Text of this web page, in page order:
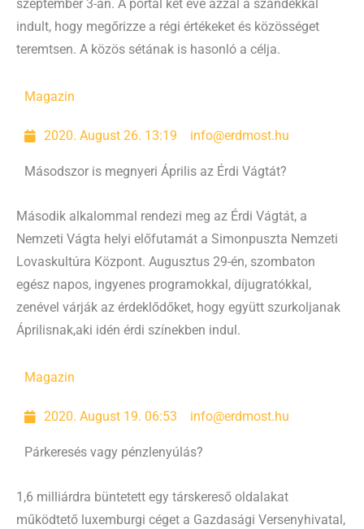
szeptember 3-án. A portál két éve azzal a szándékkal
indult, hogy megőrizze a régi értékeket és közösséget
teremtsen. A közös sétának is hasonló a célja.
Magazin
2020. August 26. 13:19 info@erdmost.hu
Másodszor is megnyeri Április az Érdi Vágtát?
Második alkalommal rendezi meg az Érdi Vágtát, a
Nemzeti Vágta helyi előfutamát a Simonpuszta Nemzeti
Lovaskultúra Központ. Augusztus 29-én, szombaton
egész napos, ingyenes programokkal, díjugratókkal,
zenével várják az érdeklődőket, hogy együtt szurkoljanak
Áprilisnak,aki idén érdi színekben indul.
Magazin
2020. August 19. 06:53 info@erdmost.hu
Párkeresés vagy pénzlenyúlás?
1,6 milliárdra büntetett egy társkereső oldalakat
működtető luxemburgi céget a Gazdasági Versenyhivatal,